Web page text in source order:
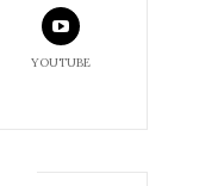
YOUTUBE